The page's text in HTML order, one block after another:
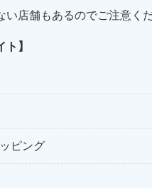
店舗もあるのでご注意くだ
ト】
ピング